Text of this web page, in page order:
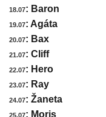
18.07: Baron
19.07: Agáta
20.07: Bax
21.07: Cliff
22.07: Hero
23.07: Ray
24.07: Žaneta
25.07: Moris